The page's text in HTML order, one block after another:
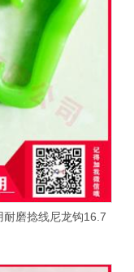
耐磨捻线尼龙钩16.7